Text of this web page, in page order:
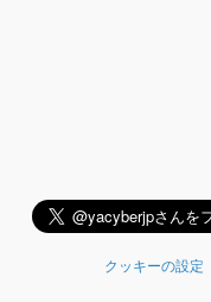
クッキーの設定